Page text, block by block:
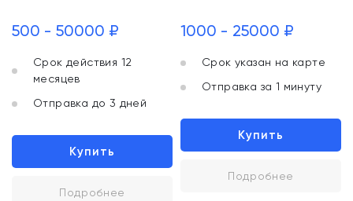
500 - 50000 ₽
Срок действия 12
месяцев
Отправка до 3 дней
Купить
Подробнее
1000 - 25000 ₽
Срок указан на карте
Отправка за 1 минуту
Купить
Подробнее